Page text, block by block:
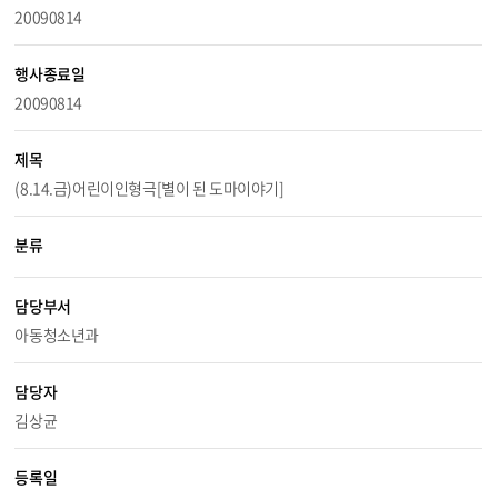
20090814
행사종료일
20090814
제목
(8.14.금)어린이인형극[별이 된 도마이야기]
분류
담당부서
아동청소년과
담당자
김상균
등록일